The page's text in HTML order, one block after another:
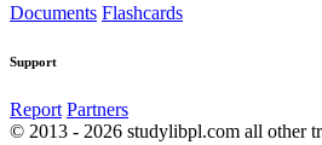
Documents Flashcards
Support
Report Partners
© 2013 - 2026 studylibpl.com all other